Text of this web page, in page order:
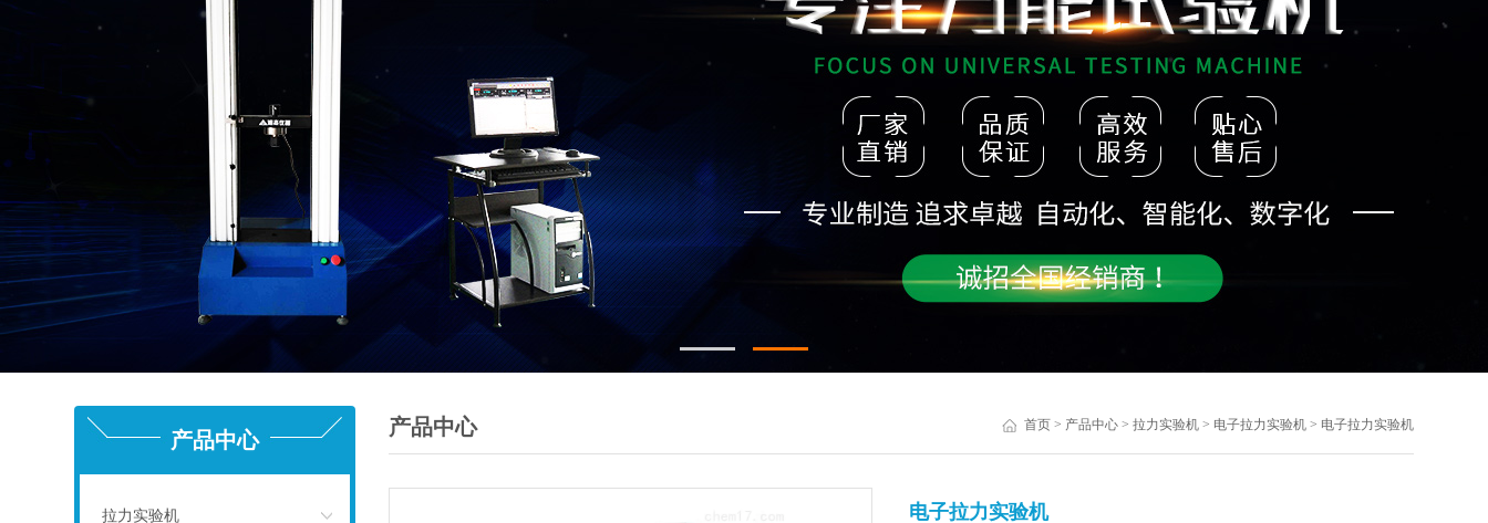
产品中心
拉力实验机
产品中心 首页> 产品中心> 拉力实验机> 电子拉力实验机> 电子拉力实验机
电子拉力实验机